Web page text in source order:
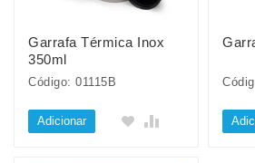
Garrafa Térmica Inox
350ml
Código: 01115B
Adicionar